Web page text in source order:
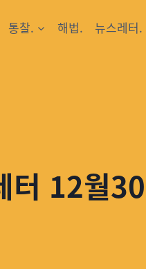
통찰. 해법. 뉴스레터.
터 12월